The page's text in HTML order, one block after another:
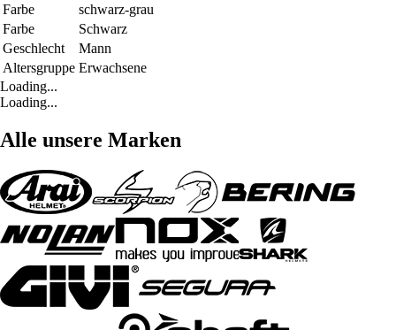
Farbe
schwarz-grau
Farbe
Schwarz
Geschlecht
Mann
Altersgruppe Erwachsene
Loading...
Loading...
Alle unsere Marken